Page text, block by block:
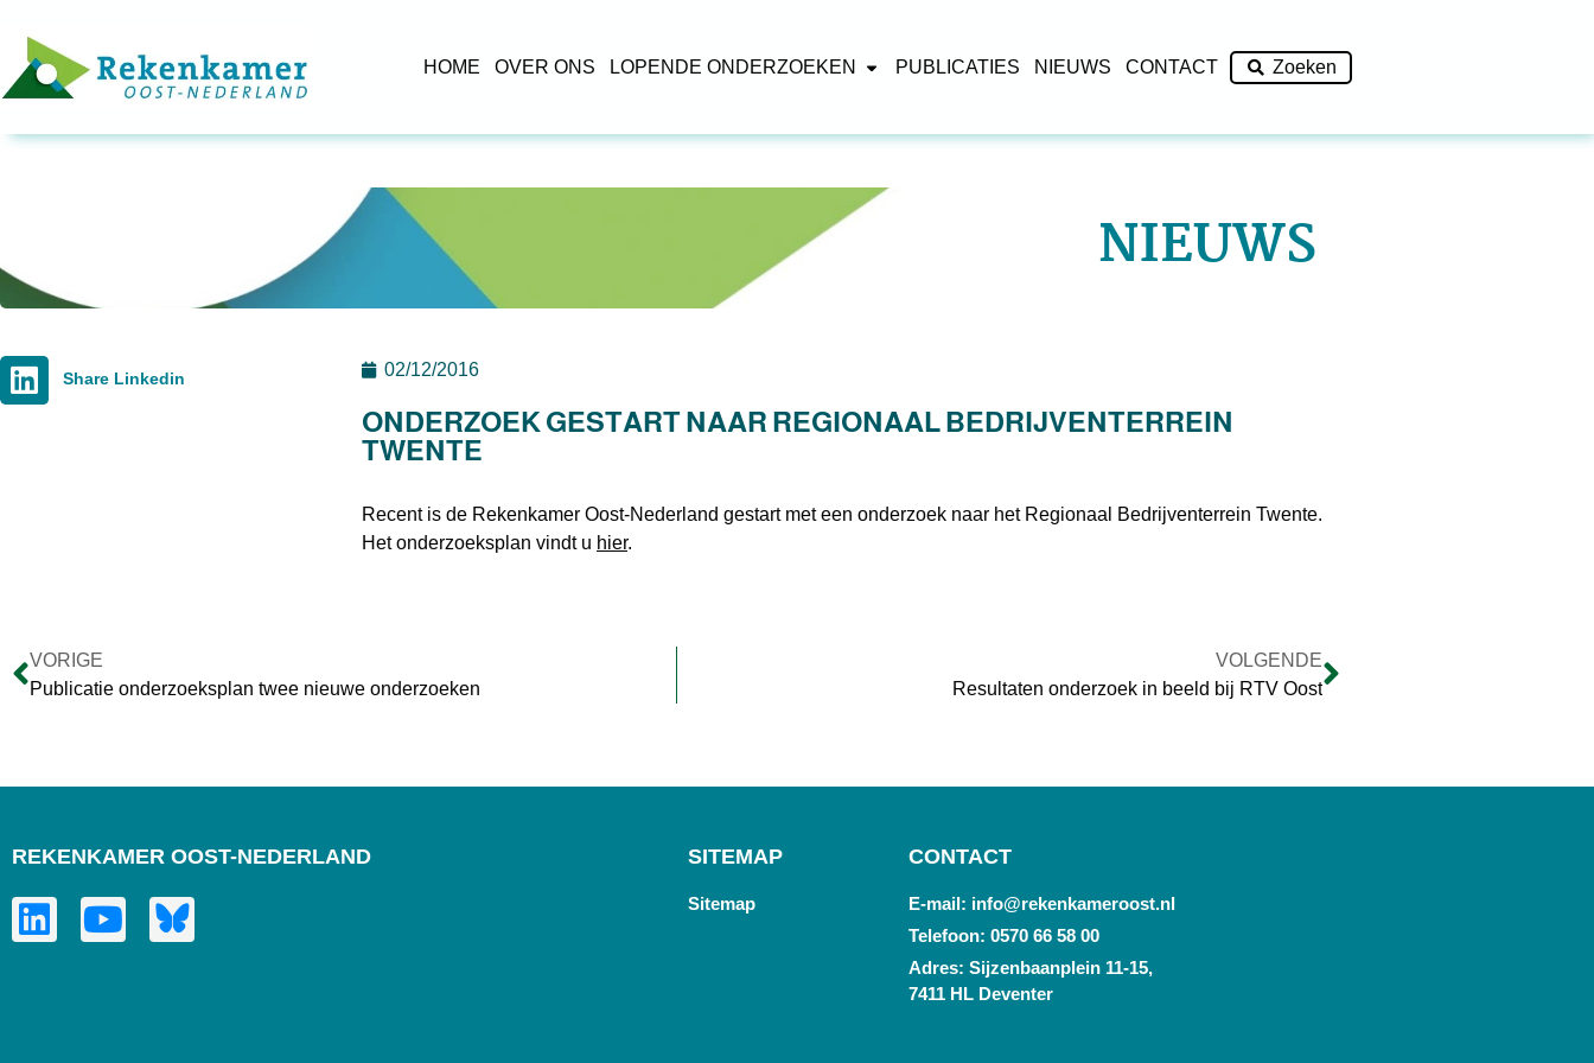
HOME OVER ONS LOPENDE ONDERZOEKEN PUBLICATIES NIEUWS CONTACT Zoeken
NIEUWS
Share Linkedin 02/12/2016
ONDERZOEK GESTART NAAR REGIONAAL BEDRIJVENTERREIN
TWENTE
Recent is de Rekenkamer Oost-Nederland gestart met een onderzoek naar het Regionaal Bedrijventerrein Twente.
Het onderzoeksplan vindt u hier.
VORIGE
Publicatie onderzoeksplan twee nieuwe onderzoeken
VOLGENDE
Resultaten onderzoek in beeld bij RTV Oost
REKENKAMER OOST-NEDERLAND SITEMAP
Sitemap
CONTACT
E-mail: info@rekenkameroost.nl
Telefoon: 0570 66 58 00
Adres: Sijzenbaanplein 11-15,
7411 HL Deventer